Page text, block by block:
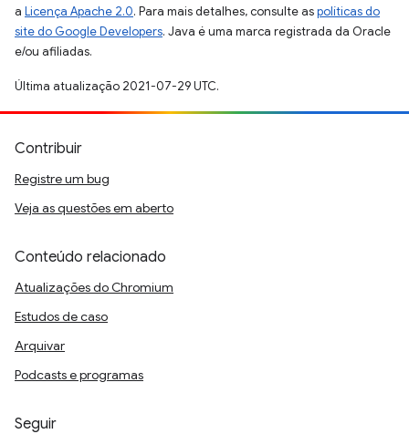
a Licença Apache 2.0. Para mais detalhes, consulte aspolíticas do
site do Google Developers. Java é uma marca registrada da Oracle
e/ou afiliadas.
Última atualização 2021-07-29 UTC.
Contribuir
Registre um bug
Veja as questões em aberto
Conteúdo relacionado
Atualizações do Chromium
Estudos de caso
Arquivar
Podcasts e programas
Seguir